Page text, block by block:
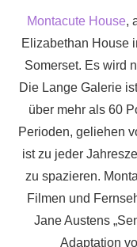
Montacute House,
Elizabethan House
Somerset. Es wird
Die Lange Galerie
über mehr als 60
Perioden, geliehen
ist zu jeder
zu spazieren.
Filmen und
Jane Austens
Adaptation